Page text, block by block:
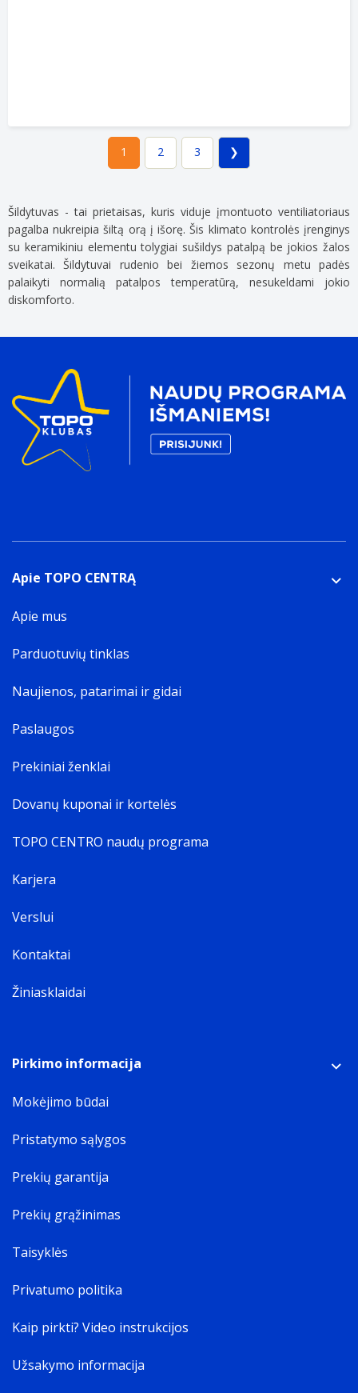
1 2 3
Šildytuvas - tai prietaisas, kuris viduje įmontuoto ventiliatoriaus
pagalba nukreipia šiltą orą į išorę. Šis klimato kontrolės įrenginys
su keramikiniu elementu tolygiai sušildys patalpą be jokios žalos
sveikatai. Šildytuvai rudenio bei žiemos sezonų metu padės
palaikyti normalią patalpos temperatūrą, nesukeldami jokio
diskomforto.
Apie TOPO CENTRĄ
Apie mus
Parduotuvių tinklas
Naujienos, patarimai ir gidai
Paslaugos
Prekiniai ženklai
Dovanų kuponai ir kortelės
TOPO CENTRO naudų programa
Karjera
Verslui
Kontaktai
Žiniasklaidai
Pirkimo informacija
Mokėjimo būdai
Pristatymo sąlygos
Prekių garantija
Prekių grąžinimas
Taisyklės
Privatumo politika
Kaip pirkti? Video instrukcijos
Užsakymo informacija